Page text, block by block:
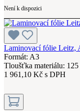
Není k dispozici
Laminovací fólie Leitz,
Formát: A3
Tloušťka materiálu:
1 961,10 Kč s DPH